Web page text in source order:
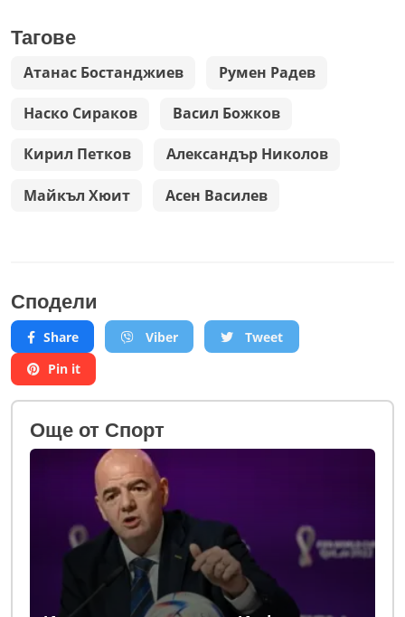
Тагове
Атанас Бостанджиев Румен Радев
Наско Сираков Васил Божков
Кирил Петков Александър Николов
Майкъл Хюит Асен Василев
Сподели
Share Viber
Tweet
Pin it
Oще от Спорт